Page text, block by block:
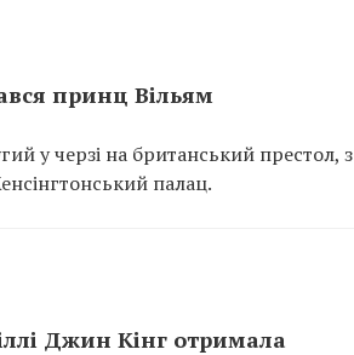
принц Вільям
у черзі на британський престол, з
палац.
Джин Кінг отримала